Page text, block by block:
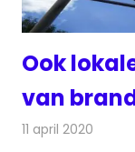
Ook
van
11 april 2020